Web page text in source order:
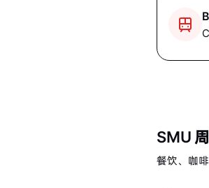
SMU
餐饮、咖